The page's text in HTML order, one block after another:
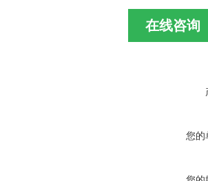
在线咨询
您的